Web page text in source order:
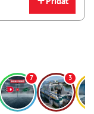
7 3